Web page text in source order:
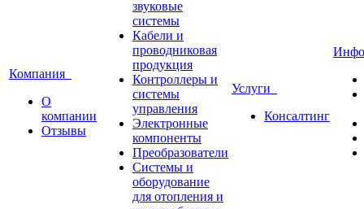
Компания
О
компании
Отзывы
звуковые
системы
Кабели и
проводниковая
продукция
Контроллеры и
системы
управления
Электронные
компоненты
Преобразователи
Системы и
оборудование
для отопления и
Услуги
Консалтинг